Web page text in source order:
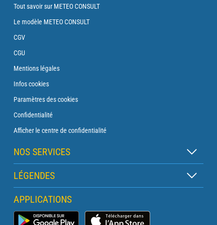
Tout savoir sur METEO CONSULT
Le modèle METEO CONSULT
CGV
CGU
Mentions légales
Infos cookies
Paramètres des cookies
Confidentialité
Afficher le centre de confidentialité
NOS SERVICES
Abonnement Zen
Abonnement Balise
Abonnement Traversée
Abonnement Phare
LÉGENDES
Légende des cartes
Légende des pictogrammes
APPLICATIONS
Application Météo Marine